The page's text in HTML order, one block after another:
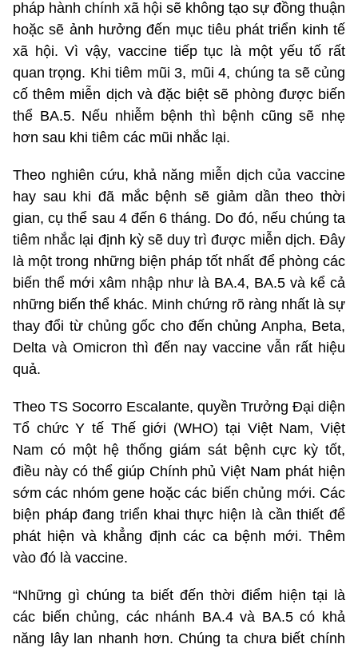
pháp hành chính xã hội sẽ không tạo sự đồng thuận
hoặc sẽ ảnh hưởng đến mục tiêu phát triển kinh tế
xã hội. Vì vậy, vaccine tiếp tục là một yếu tố rất
quan trọng. Khi tiêm mũi 3, mũi 4, chúng ta sẽ củng
cố thêm miễn dịch và đặc biệt sẽ phòng được biến
thể BA.5. Nếu nhiễm bệnh thì bệnh cũng sẽ nhẹ
hơn sau khi tiêm các mũi nhắc lại.
Theo nghiên cứu, khả năng miễn dịch của vaccine
hay sau khi đã mắc bệnh sẽ giảm dần theo thời
gian, cụ thể sau 4 đến 6 tháng. Do đó, nếu chúng ta
tiêm nhắc lại định kỳ sẽ duy trì được miễn dịch. Đây
là một trong những biện pháp tốt nhất để phòng các
biến thể mới xâm nhập như là BA.4, BA.5 và kể cả
những biến thể khác. Minh chứng rõ ràng nhất là sự
thay đổi từ chủng gốc cho đến chủng Anpha, Beta,
Delta và Omicron thì đến nay vaccine vẫn rất hiệu
quả.
Theo TS Socorro Escalante, quyền Trưởng Đại diện
Tổ chức Y tế Thế giới (WHO) tại Việt Nam, Việt
Nam có một hệ thống giám sát bệnh cực kỳ tốt,
điều này có thể giúp Chính phủ Việt Nam phát hiện
sớm các nhóm gene hoặc các biến chủng mới. Các
biện pháp đang triển khai thực hiện là cần thiết để
phát hiện và khẳng định các ca bệnh mới. Thêm
vào đó là vaccine.
“Những gì chúng ta biết đến thời điểm hiện tại là
các biến chủng, các nhánh BA.4 và BA.5 có khả
năng lây lan nhanh hơn. Chúng ta chưa biết chính